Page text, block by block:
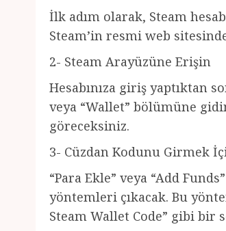
İlk adım olarak, Steam
Steam’in resmi web
2- Steam Arayüzüne Erişin
Hesabınıza giriş yaptıktan
veya “Wallet” bölümüne
göreceksiniz.
3- Cüzdan Kodunu Girmek
“Para Ekle” veya “Add
yöntemleri çıkacak. Bu
Steam Wallet Code” gibi bir